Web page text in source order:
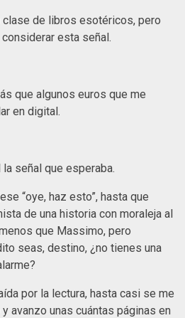
de libros esotéricos, pero
esta señal.
que algunos euros que me
en digital.
señal que esperaba.
“oye, haz esto”, hasta que
de una historia con moraleja al
que Massimo, pero
seas, destino, ¿no tienes una
por la lectura, hasta casi se me
avanzo unas cuántas páginas en